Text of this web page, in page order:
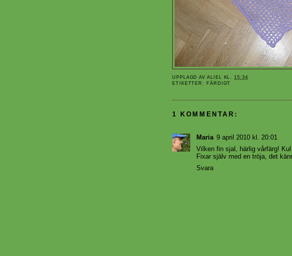
UPPLAGD AVALIEL KL.15:34
ETIKETTER: FÄRDIGT
1 KOMMENTAR:
Maria 9 april 2010 kl. 20:01
Vilken fin sjal, härlig vårfärg!
Fixar själv med en tröja, det
Svara